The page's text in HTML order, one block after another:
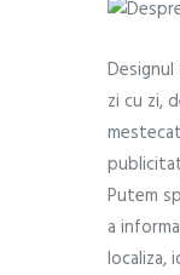
zi cu zi,
Putem
a
localiza,